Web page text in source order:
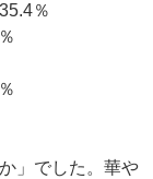
％
」でした。華や